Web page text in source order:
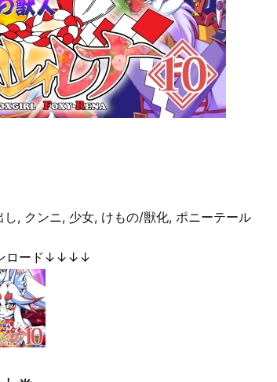
, クンニ, 少女, けもの/獣化, ポニーテール
ロード↓↓↓↓